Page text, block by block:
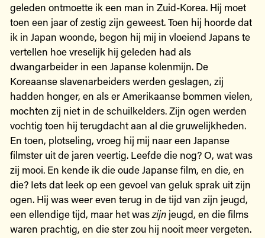
geleden ontmoette ik een man in Zuid-Korea. Hij moet
toen een jaar of zestig zijn geweest. Toen hij hoorde dat
ik in Japan woonde, begon hij mij in vloeiend Japans te
vertellen hoe vreselijk hij geleden had als
dwangarbeider in een Japanse kolenmijn. De
Koreaanse slavenarbeiders werden geslagen, zij
hadden honger, en als er Amerikaanse bommen vielen,
mochten zij niet in de schuilkelders. Zijn ogen werden
vochtig toen hij terugdacht aan al die gruwelijkheden.
En toen, plotseling, vroeg hij mij naar een Japanse
filmster uit de jaren veertig. Leefde die nog? O, wat was
zij mooi. En kende ik die oude Japanse film, en die, en
die? Iets dat leek op een gevoel van geluk sprak uit zijn
ogen. Hij was weer even terug in de tijd van zijn jeugd,
een ellendige tijd, maar het waszijnjeugd, en die films
waren prachtig, en die ster zou hij nooit meer vergeten.